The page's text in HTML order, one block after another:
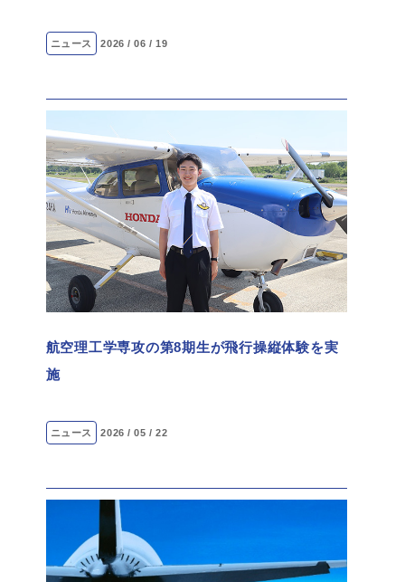
ニュース 2026 / 06 / 19
航空理工学専攻の第8期生が飛行操縦体験を実
施
ニュース 2026 / 05 / 22